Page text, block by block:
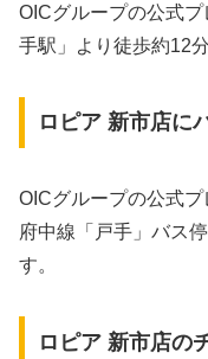
OICグループの公式
手駅」より徒歩約12
ロピア 新市店に
OICグループの公式
府中線「戸手」バス
す。
ロピア 新市店の